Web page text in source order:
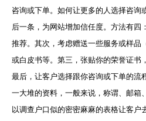
咨询或下单。如何让更多的人选择咨询
后一条，为网站增加信任度。方法有四
推荐。其次，考虑赠送一些服务或样品
或白皮书等。第三，张贴你的荣誉证书
最后，让客户选择跟你咨询或下单的流
一大堆的资料，一般来说，称谓、邮箱
以调查户口似的密密麻麻的表格让客户